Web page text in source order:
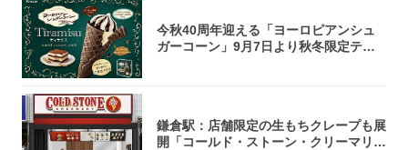
今秋40周年迎える「ヨーロピアンシュ
ガーコーン」9月7日より秋冬限定ティ
鎌倉駅：店舗限定の生もちクレープも展
開「コールド・ストーン・クリーマリ